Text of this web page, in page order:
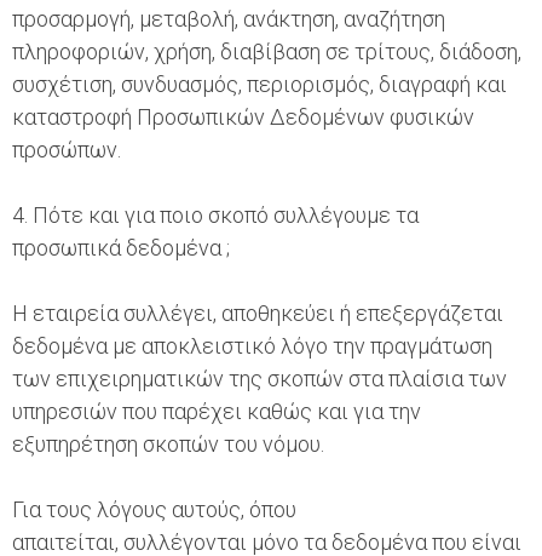
προσαρμογή, μεταβολή, ανάκτηση, αναζήτηση
πληροφοριών, χρήση, διαβίβαση σε τρίτους, διάδοση,
συσχέτιση, συνδυασμός, περιορισμός, διαγραφή και
καταστροφή Προσωπικών Δεδομένων φυσικών
προσώπων.
4. Πότε και για ποιο σκοπό συλλέγουμε τα
προσωπικά δεδομένα ;
Η εταιρεία συλλέγει, αποθηκεύει ή επεξεργάζεται
δεδομένα με αποκλειστικό λόγο την πραγμάτωση
των επιχειρηματικών της σκοπών στα πλαίσια των
υπηρεσιών που παρέχει καθώς και για την
εξυπηρέτηση σκοπών του νόμου.
Για τους λόγους αυτούς, όπου
απαιτείται, συλλέγονται μόνο τα δεδομένα που είναι